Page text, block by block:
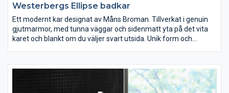
Westerbergs Ellipse badkar
Ett modernt kar designat av Måns Broman. Tillverkat i genuin
gjutmarmor, med tunna väggar och sidenmatt yta på det vita
karet och blankt om du väljer svart utsida. Unik form och